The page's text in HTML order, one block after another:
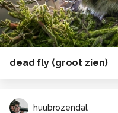
dead fly (groot zien)
huubrozendal